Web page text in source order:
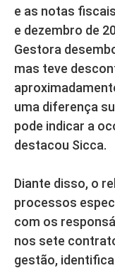
e as notas
e dezembro de
Gestora
mas teve
uma diferença
pode indicar a
destacou Sicca.
Diante disso, o
processos
com os
nos sete
gestão,